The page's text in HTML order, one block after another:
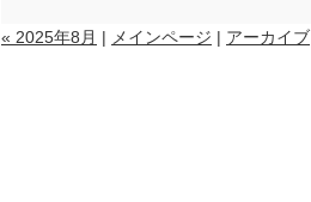
« 2025年8月 | メインページ | アーカイブ